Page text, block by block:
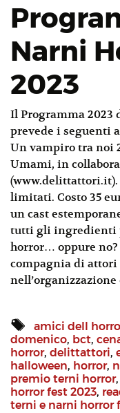
Narni
2023
Il Programma 2023
prevede i seguenti
Un vampiro tra noi
Umami, in
(www.delittattori.it).
limitati. Costo 35
un cast
tutti gli ingredienti
horror… oppure
compagnia di attori
amici dell
domenico, bct,
horror, delittattori,
halloween, horror,
premio terni horror,
horror fest 2023,
terni e narni horror